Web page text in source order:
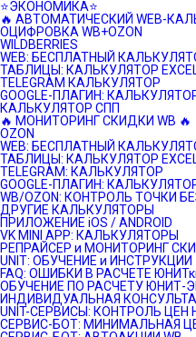
⭐️ЭКОНОМИКА⭐️
🔥 АВТОМАТИЧЕСКИЙ WEB-
ОЦИФРОВКА WB+OZON
WILDBERRIES
WEB: БЕСПЛАТНЫЙ
ТАБЛИЦЫ: КАЛЬКУЛЯТОР
TELEGRAM КАЛЬКУЛЯТОР
GOOGLE-ПЛАГИН:
КАЛЬКУЛЯТОР СПП
🔥 МОНИТОРИНГ СКИДКИ WB 🔥
OZON
WEB: БЕСПЛАТНЫЙ
ТАБЛИЦЫ: КАЛЬКУЛЯТОР
TELEGRAM: КАЛЬКУЛЯТОР
GOOGLE-ПЛАГИН:
WB/OZON: КОНТРОЛЬ ТОЧКИ
ДРУГИЕ КАЛЬКУЛЯТОРЫ
ПРИЛОЖЕНИЕ iOS / ANDROID
VK MINI APP: КАЛЬКУЛЯТОРЫ
РЕПРАЙСЕР и МОНИТОРИНГ
UNIT: ОБУЧЕНИЕ и ИНСТРУКЦИИ
FAQ: ОШИБКИ В РАСЧЕТЕ
ОБУЧЕНИЕ ПО РАСЧЕТУ ЮНИТ-
ИНДИВИДУАЛЬНАЯ
UNIT-СЕРВИСЫ: КОНТРОЛЬ ЦЕН
СЕРВИС-БОТ: МИНИМАЛЬНАЯ